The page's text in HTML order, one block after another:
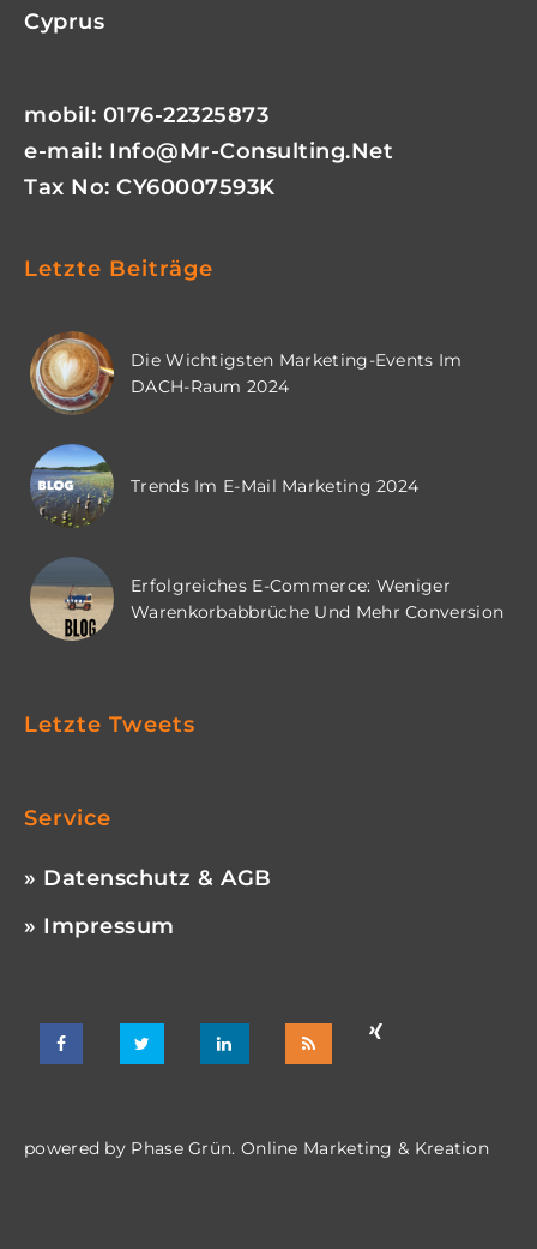
Cyprus
mobil: 0176-22325873
e-mail: Info@mr-Consulting.net
Tax No: CY60007593K
Letzte Beiträge
Die Wichtigsten Marketing-Events Im
DACH-Raum 2024
Trends Im E-Mail Marketing 2024
Erfolgreiches E-Commerce: Weniger
Warenkorbabbrüche Und Mehr Conversion
Letzte Tweets
Service
» Datenschutz & AGB
» Impressum
powered by Phase Grün. Online Marketing & Kreation